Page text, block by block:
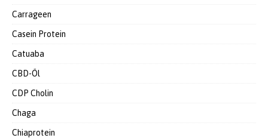
Carrageen
Casein Protein
Catuaba
CBD-Öl
CDP Cholin
Chaga
Chiaprotein